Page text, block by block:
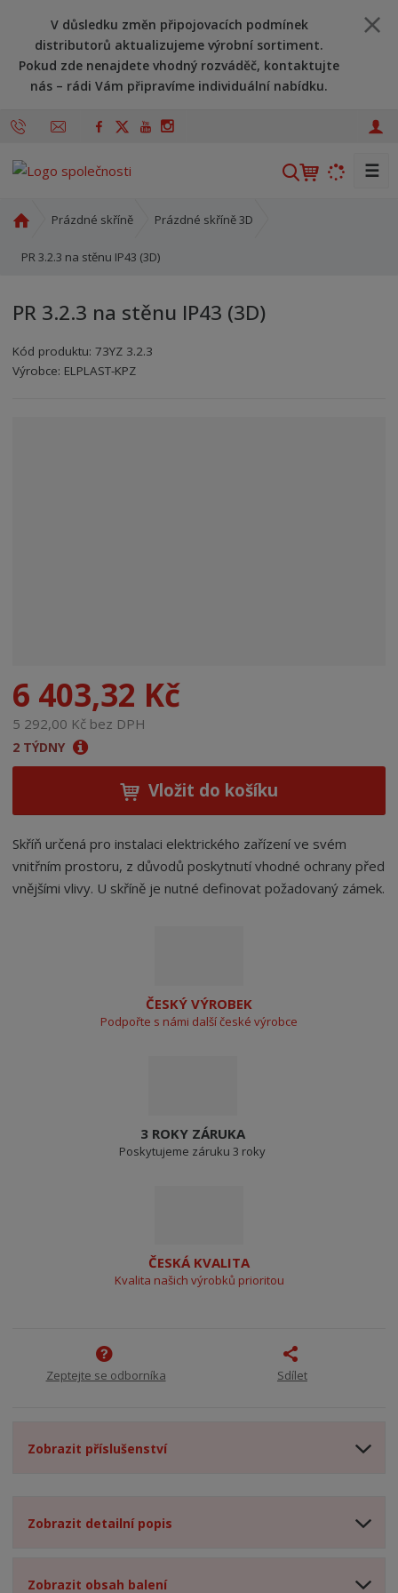
V důsledku změn připojovacích podmínek
distributorů aktualizujeme výrobní sortiment.
Pokud zde nenajdete vhodný rozváděč, kontaktujte
nás – rádi Vám připravíme individuální nabídku.
V
☰
o
í
t
r
Prázdné skříně Prázdné skříně 3D
PR 3.2.3 na stěnu IP43 (3D)
PR 3.2.3 na stěnu IP43 (3D)
Kód produktu:73YZ 3.2.3
Kód výrobce: 8595208619014
Kód dodavatele:8595208619014
Výrobce: ELPLAST-KPZ
6 403,32 Kč
5 292,00 Kč bez DPH
2 TÝDNY
Vložit do košíku
Skříň určená pro instalaci elektrického zařízení ve svém
vnitřním prostoru, z důvodů poskytnutí vhodné ochrany před
vnějšími vlivy. U skříně je nutné definovat požadovaný zámek.
ČESKÝ VÝROBEK
Podpořte s námi další české výrobce
3 ROKY ZÁRUKA
Poskytujeme záruku 3 roky
ČESKÁ KVALITA
Kvalita našich výrobků prioritou
Zeptejte se odborníka Sdílet
Zobrazit příslušenství
Zobrazit detailní popis
Zobrazit obsah balení